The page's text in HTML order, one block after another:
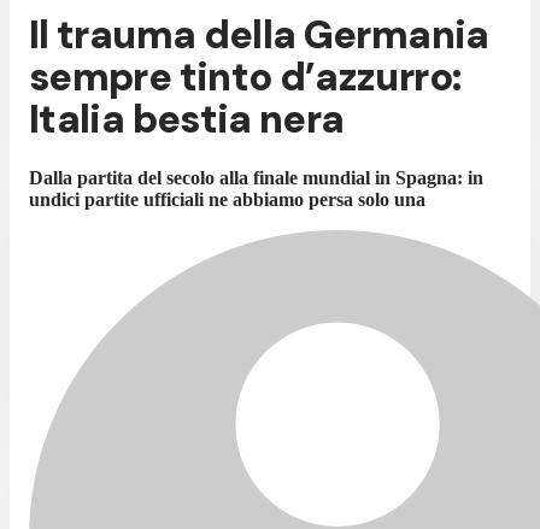
Il trauma della Germania
sempre tinto d’azzurro:
Italia bestia nera
Dalla partita del secolo alla finale mundial in Spagna: in
undici partite ufficiali ne abbiamo persa solo una